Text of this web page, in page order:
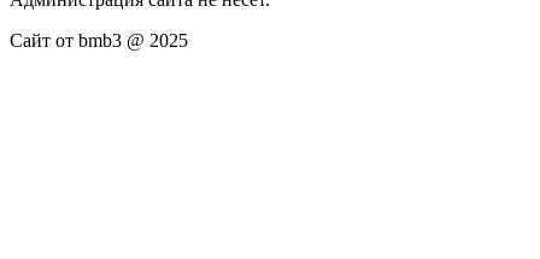
Сайт от bmb3 @ 2025